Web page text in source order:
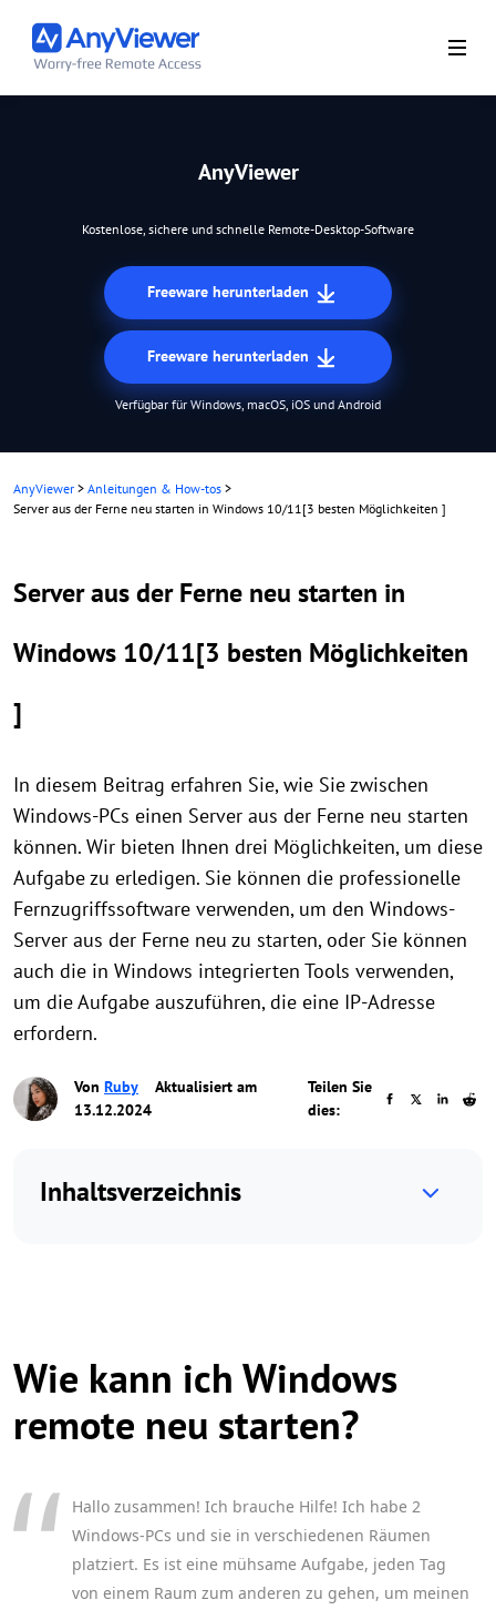
AnyViewer
Kostenlose, sichere und schnelle Remote-Desktop-Software
Freeware herunterladen
Freeware herunterladen
Verfügbar für Windows, macOS, iOS und Android
AnyViewer > Anleitungen & How-tos >
Server aus der Ferne neu starten in Windows 10/11[3 besten Möglichkeiten ]
Server aus der Ferne neu starten in
Windows 10/11[3 besten Möglichkeiten
]
In diesem Beitrag erfahren Sie, wie Sie zwischen
Windows-PCs einen Server aus der Ferne neu starten
können. Wir bieten Ihnen drei Möglichkeiten, um diese
Aufgabe zu erledigen. Sie können die professionelle
Fernzugriffssoftware verwenden, um den Windows-
Server aus der Ferne neu zu starten, oder Sie können
auch die in Windows integrierten Tools verwenden,
um die Aufgabe auszuführen, die eine IP-Adresse
erfordern.
Von Ruby
Aktualisiert am
13.12.2024
Teilen Sie
dies:
Inhaltsverzeichnis
Wie kann ich Windows
remote neu starten?
Hallo zusammen! Ich brauche Hilfe! Ich habe 2
Windows-PCs und sie in verschiedenen Räumen
platziert. Es ist eine mühsame Aufgabe, jeden Tag
von einem Raum zum anderen zu gehen, um meinen